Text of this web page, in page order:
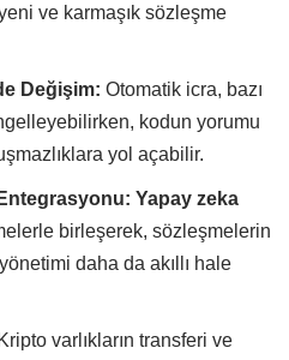
ve karmaşık sözleşme
Değişim: Otomatik icra, bazı
kodun yorumu
yol açabilir.
Yapay zeka
birleşerek, sözleşmelerin
daha da akıllı hale
Kripto varlıkların transferi ve